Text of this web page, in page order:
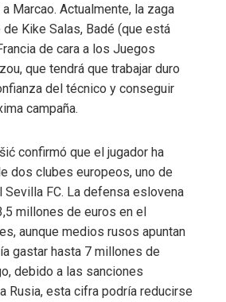
Marcao. Actualmente, la zaga
Kike Salas, Badé (que está
de cara a los Juegos
que tendrá que trabajar duro
del técnico y conseguir
campaña.
confirmó que el jugador ha
dos clubes europeos, uno de
FC. La defensa eslovena
millones de euros en el
aunque medios rusos apuntan
gastar hasta 7 millones de
debido a las sanciones
Rusia, esta cifra podría reducirse